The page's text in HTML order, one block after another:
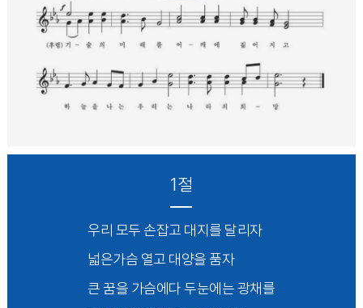
1절
우리 모두 손잡고 대지를 달리자
넓은가슴 열고 대양을 품자
큰 꿈을 가슴에다 두눈에는 광채를